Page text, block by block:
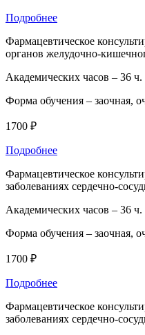
Подробнее
Фармацевтическое
органов желудочно-
Академических часов – 36 ч.
Форма обучения – заочная,
1700 ₽
Подробнее
Фармацевтическое
заболеваниях сердечно-
Академических часов – 36 ч.
Форма обучения – заочная,
1700 ₽
Подробнее
Фармацевтическое
заболеваниях сердечно-